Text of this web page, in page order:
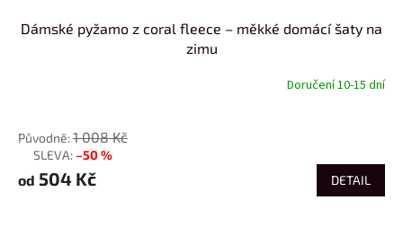
Dámské pyžamo z coral fleece – měkké domácí šaty na
zimu
Doručení 10-15 dní
1 008 Kč
–50 %
od 504 Kč DETAIL